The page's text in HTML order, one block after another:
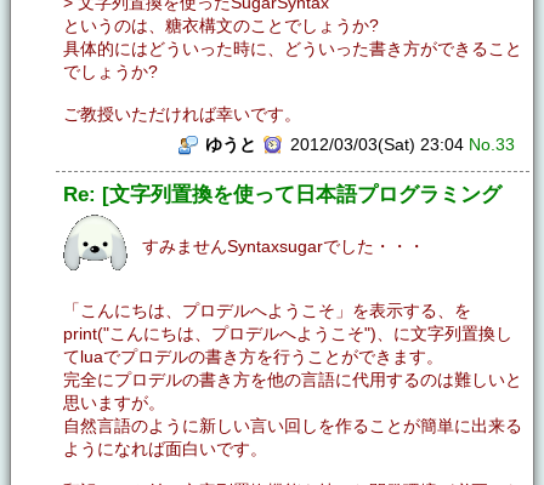
というのは、糖衣構文のことでしょうか?
具体的にはどういった時に、どういった書き方ができること
でしょうか?
ご教授いただければ幸いです。
ゆうと
2012/03/03(Sat) 23:04 No.33
Re: [文字列置換を使って日本語プログラミング
すみませんSyntaxsugarでした・・・
「こんにちは、プロデルへようこそ」を表示する、を
print("こんにちは、プロデルへようこそ")、に文字列置換し
てluaでプロデルの書き方を行うことができます。
完全にプロデルの書き方を他の言語に代用するのは難しいと
思いますが。
自然言語のように新しい言い回しを作ることが簡単に出来る
ようになれば面白いです。